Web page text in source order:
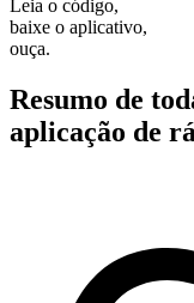
Leia o código,
baixe o aplicativo,
ouça.
Resumo de
aplicação de